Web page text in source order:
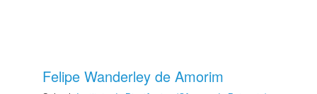
Felipe Wanderley de Amorim